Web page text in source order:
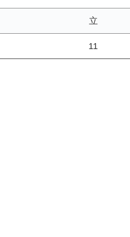
立
11